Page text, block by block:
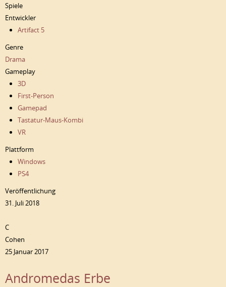
Spiele
Entwickler
Artifact 5
Genre
Drama
Gameplay
3D
First-Person
Gamepad
Tastatur-Maus-Kombi
VR
Plattform
Windows
PS4
Veröffentlichung
31. Juli 2018
C
Cohen
25 Januar 2017
Andromedas Erbe